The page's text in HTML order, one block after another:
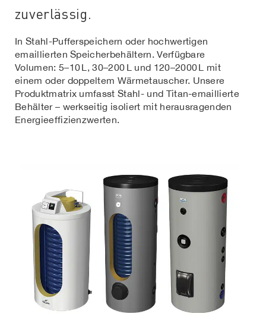
zuverlässig.
In Stahl-Pufferspeichern oder hochwertigen
emaillierten Speicherbehältern. Verfügbare
Volumen: 5–10 L, 30–200 L und 120–2000 L mit
einem oder doppeltem Wärmetauscher. Unsere
Produktmatrix umfasst Stahl- und Titan-emaillierte
Behälter – werkseitig isoliert mit herausragenden
Energieeffizienzwerten.